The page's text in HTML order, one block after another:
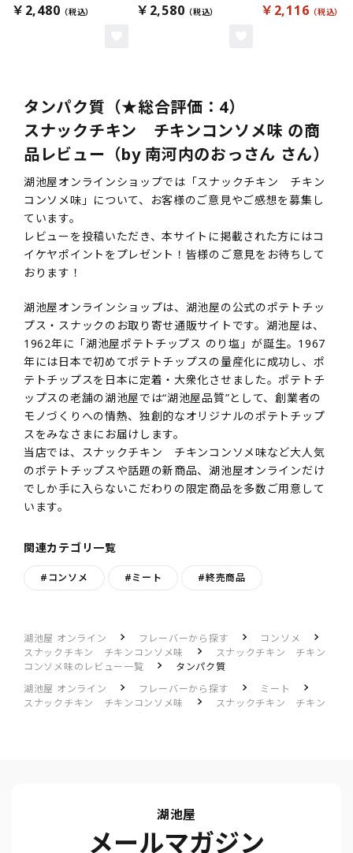
￥2,480 ￥2,580 ￥2,116
タンパク質（★総合評価：4）
スナックチキン チキンコンソメ味 の商
品レビュー（by 南河内のおっさん さん）
湖池屋オンラインショップでは「スナックチキン チキン
コンソメ味」について、お客様のご意見やご感想を募集し
ています。
レビューを投稿いただき、本サイトに掲載された方にはコ
イケヤポイントをプレゼント！皆様のご意見をお待ちして
おります！
湖池屋オンラインショップは、湖池屋の公式のポテトチッ
プス・スナックのお取り寄せ通販サイトです。湖池屋は、
1962年に「湖池屋ポテトチップス のり塩」が誕生。1967
年には日本で初めてポテトチップスの量産化に成功し、ポ
テトチップスを日本に定着・大衆化させました。ポテトチ
ップスの老舗の湖池屋では“湖池屋品質”として、創業者の
モノづくりへの情熱、独創的なオリジナルのポテトチップ
スをみなさまにお届けします。
当店では、スナックチキン チキンコンソメ味など大人気
のポテトチップスや話題の新商品、湖池屋オンラインだけ
でしか手に入らないこだわりの限定商品を多数ご用意して
います。
関連カテゴリ一覧
#コンソメ #ミート #終売商品
湖池屋 オンライン フレーバーから探す
コンソメ
スナックチキン チキンコンソメ味
スナックチキン チキン
コンソメ味のレビュー一覧
タンパク質
湖池屋 オンライン
フレーバーから探す
ミート
スナックチキン チキンコンソメ味
スナックチキン チキン
湖池屋
メールマガジン